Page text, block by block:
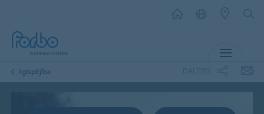
Ilgtspējība